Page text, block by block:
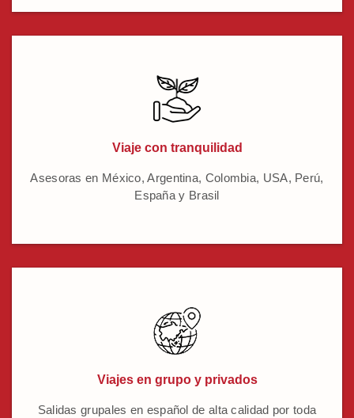
Viaje con tranquilidad
Asesoras en México, Argentina, Colombia, USA, Perú,
España y Brasil
Viajes en grupo y privados
Salidas grupales en español de alta calidad por toda